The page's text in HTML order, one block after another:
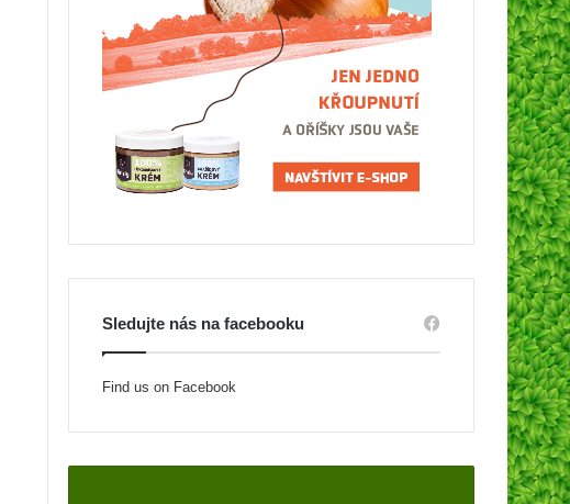
Sledujte nás na facebooku
Find us on Facebook